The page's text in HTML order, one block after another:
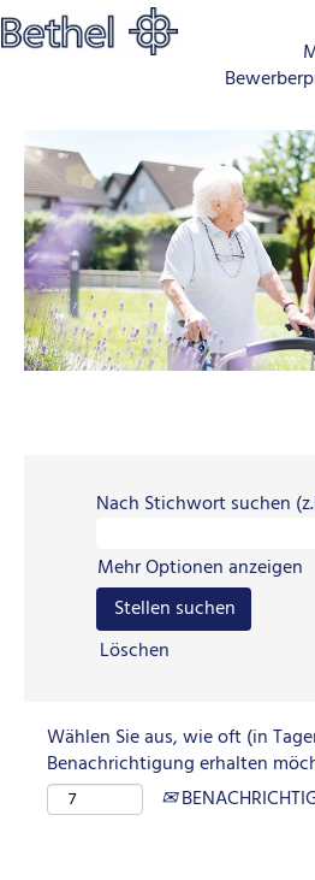
0000_Gesundheitsberufe
Nach Stichwort suchen
Mehr Optionen anzeigen
Löschen
Wählen Sie aus, wie oft (in
Benachrichtigung erhalten